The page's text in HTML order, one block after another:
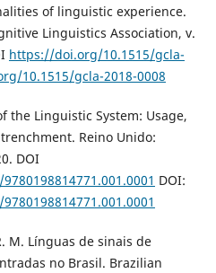
of linguistic experience.
Linguistics Association, v.
https://doi.org/10.1515/gcla-
10.1515/gcla-2018-0008
the Linguistic System: Usage,
Reino Unido:
DOI
DOI:
M. Línguas de sinais de
no Brasil. Brazilian